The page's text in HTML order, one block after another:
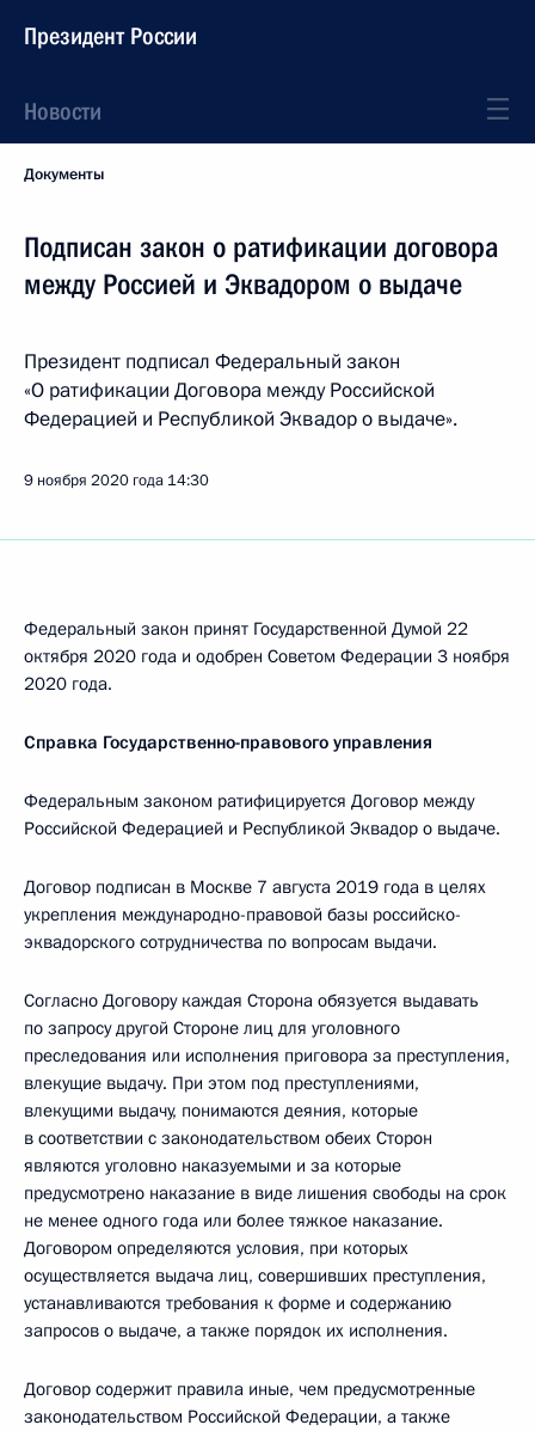
Президент России
Новости
Документы
Подписан закон о ратификации договора
между Россией и Эквадором о выдаче
Президент подписал Федеральный закон
«О ратификации Договора между Российской
Федерацией и Республикой Эквадор о выдаче».
9 ноября 2020 года 14:30
Федеральный закон принят Государственной Думой 22
октября 2020 года и одобрен Советом Федерации 3 ноября
2020 года.
Справка Государственно-правового управления
Федеральным законом ратифицируется Договор между
Российской Федерацией и Республикой Эквадор о выдаче.
Договор подписан в Москве 7 августа 2019 года в целях
укрепления международно-правовой базы российско-
эквадорского сотрудничества по вопросам выдачи.
Согласно Договору каждая Сторона обязуется выдавать
по запросу другой Стороне лиц для уголовного
преследования или исполнения приговора за преступления,
влекущие выдачу. При этом под преступлениями,
влекущими выдачу, понимаются деяния, которые
в соответствии с законодательством обеих Сторон
являются уголовно наказуемыми и за которые
предусмотрено наказание в виде лишения свободы на срок
не менее одного года или более тяжкое наказание.
Договором определяются условия, при которых
осуществляется выдача лиц, совершивших преступления,
устанавливаются требования к форме и содержанию
запросов о выдаче, а также порядок их исполнения.
Договор содержит правила иные, чем предусмотренные
законодательством Российской Федерации, а также